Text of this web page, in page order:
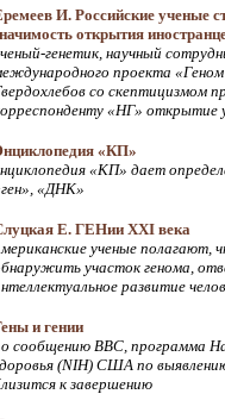
И. Российские ученые
открытия
генетик, научный
проекта «Геном
со скептицизмом
«НГ» открытие
«КП»
«КП» дает
«ДНК»
Е. ГЕНии XXI века
ученые полагают,
участок генома,
развитие
и гении
сообщению BBC, программа
(NIH) США по
к завершению